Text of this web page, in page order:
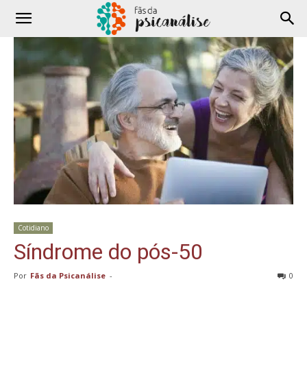
Cotidiano
Síndrome do pós-50
Por Fãs da Psicanálise - 0